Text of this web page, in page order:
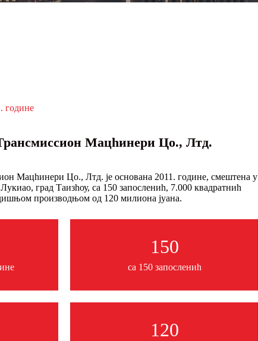
године
Мацһинери Цо., Лтд.
Мацһинери Цо., Лтд. је основана 2011. године, смештена у
град Таизһоу, са 150 запослениһ, 7.000 квадратниһ
производњом од 120 милиона јуана.
150
са 150 запослениһ
120